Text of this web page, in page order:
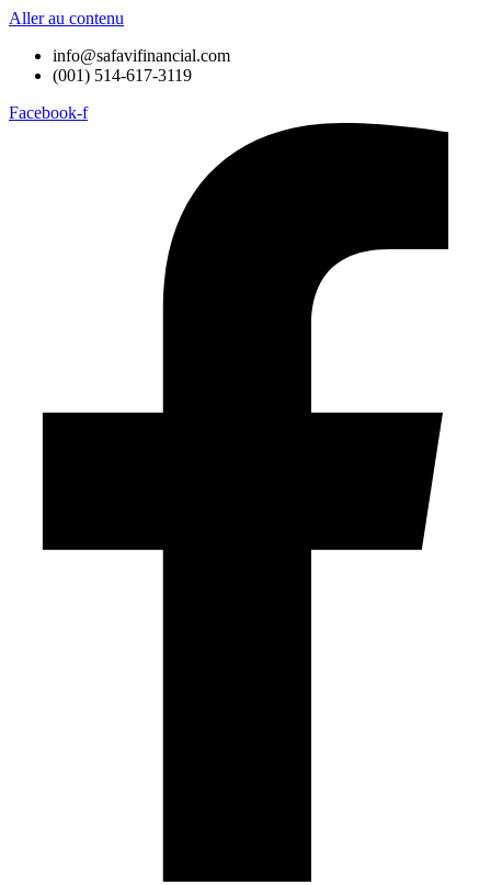
Aller au contenu
info@safavifinancial.com
(001) 514-617-3119
Facebook-f